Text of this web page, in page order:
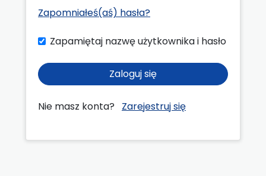
Zapomniałeś(aś) hasła?
Zapamiętaj nazwę użytkownika i hasło
Zaloguj się
Nie masz konta? Zarejestruj się